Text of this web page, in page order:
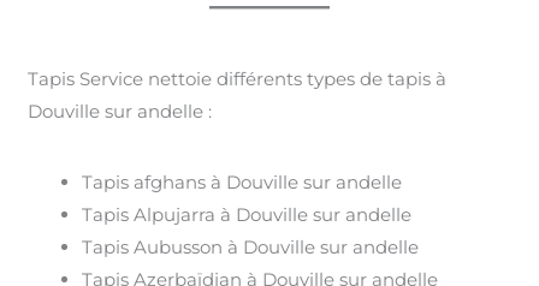
Tapis Service nettoie différents types de tapis à
Douville sur andelle :
Tapis afghans à Douville sur andelle
Tapis Alpujarra à Douville sur andelle
Tapis Aubusson à Douville sur andelle
Tapis Azerbaïdjan à Douville sur andelle